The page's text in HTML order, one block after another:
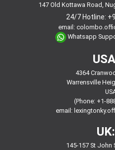
147 Old Kottawa Road,
24/7 Hotline:
email:
Whatsapp
4364
Warrensville
(Phone: +1-
email:
UK:
145-157 St John